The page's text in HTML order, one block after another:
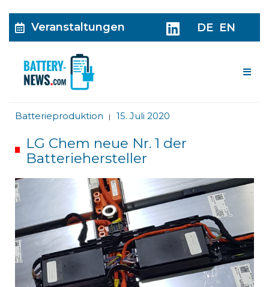
Veranstaltungen DE EN
Batterieproduktion | 15. Juli 2020
LG Chem neue Nr. 1 der
Batteriehersteller